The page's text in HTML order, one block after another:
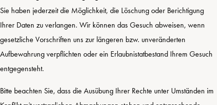
Sie haben jederzeit die Möglichkeit, die Löschung oder Berichtigung
Ihrer Daten zu verlangen. Wir können das Gesuch abweisen, wenn
gesetzliche Vorschriften uns zur längeren bzw. unveränderten
Aufbewahrung verpflichten oder ein Erlaubnistatbestand Ihrem Gesuch
entgegensteht.
Bitte beachten Sie, dass die Ausübung Ihrer Rechte unter Umständen im